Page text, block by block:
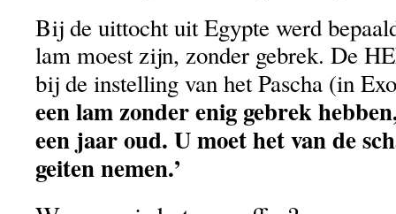
Bij de uittocht uit Egypte werd
lam moest zijn, zonder gebrek. De
bij de instelling van het Pascha (in
een lam zonder enig gebrek
een jaar oud. U moet het van de
geiten nemen.’